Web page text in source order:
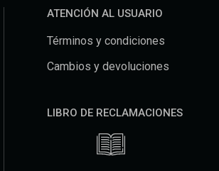
ATENCIÓN AL USUARIO
Términos y condiciones
Cambios y devoluciones
LIBRO DE RECLAMACIONES